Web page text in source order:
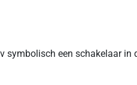
een schakelaar